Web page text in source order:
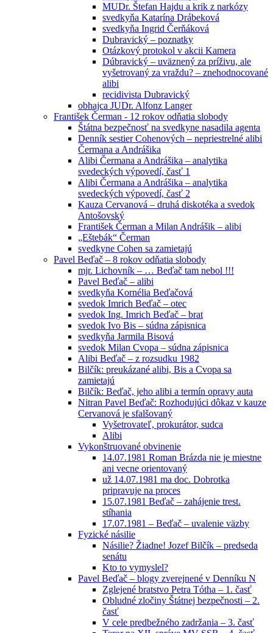
MUDr. Štefan Hajdu a krik z narkózy
svedkyňa Katarína Drábeková
svedkyňa Ingrid Čerňáková
Dubravický – poznatky
Otázkový protokol v akcii Kamera
Dúbravický – uväznený za príživu, ale
vyšetrovaný za vraždu? – znehodnocované
alibi
recidivista Dubravický
obhajca JUDr. Alfonz Langer
František Čerman - 12 rokov odňatia slobody
Štátna bezpečnosť na svedkyne nasadila agenta
Denník sestier Cohenových – nepriestrelné alibi
Čermana a Andrášika
Alibi Čermana a Andrášika – analytika
svedeckých výpovedí, časť 1
Alibi Čermana a Andrášika – analytika
svedeckých výpovedí, časť 2
Kauza Cervanová – druhá diskotéka a svedok
Antošovský
František Čerman a Milan Andrášik – alibi
„Eštebák“ Čerman
svedkyne Cohen sa zamietajú
Pavel Beďač – 8 rokov odňatia slobody
mjr. Lichovník – … Beďač tam nebol !!!
Pavel Beďač – alibi
svedkyňa Kornélia Beďačová
svedok Imrich Beďač – otec
svedok Ing. Imrich Beďač – brat
svedok Ivo Bis – súdna zápisnica
svedkyňa Jarmila Bisová
svedok Milan Cvopa – súdna zápisnica
Alibi Beďač – z rozsudku 1982
Bilčík: preukázané alibi, Bis a Cvopa sa
zamietajú
Bilčík: Beďač, jeho alibi a termín opravy auta
Nitran Pavel Beďač: Rozhodujúci dôkaz v kauze
Cervanová je sfalšovaný
Vyšetrovateľ, prokurátor, sudca
Alibi
Vykonštruované obvinenie
14.07.1981 Roman Brázda nie je miestne
ani vecne orientovaný
už 14.07.1981 ma doc. Dobrotka
pripravuje na proces
15.07.1981 Beďač – zahájenie trest.
stíhania
17.07.1981 – Beďač – uvalenie väzby
Fyzické násilie
Násilie? Žiadne! Jozef Bilčík – predseda
senátu
Kto to vymyslel?
Pavel Beďač – blogy zverejnené v Denníku N
Zglejené bratstvo Petra Tótha – 1. časť
Obludné zločiny Štátnej bezpečnosti – 2.
časť
V cele predbežného zadržania – 3. časť